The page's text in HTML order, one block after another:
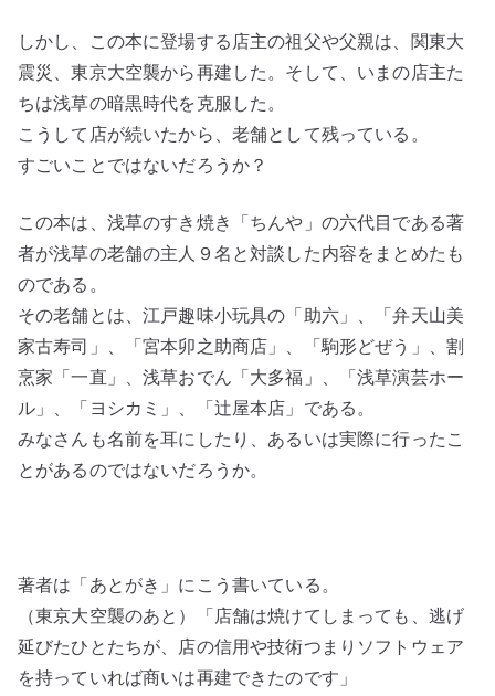
しかし、この本に登場する店主の祖父や父親は、関東大
震災、東京大空襲から再建した。そして、いまの店主た
ちは浅草の暗黒時代を克服した。
こうして店が続いたから、老舗として残っている。
すごいことではないだろうか？
この本は、浅草のすき焼き「ちんや」の六代目である著
者が浅草の老舗の主人９名と対談した内容をまとめたも
のである。
その老舗とは、江戸趣味小玩具の「助六」、「弁天山美
家古寿司」、「宮本卯之助商店」、「駒形どぜう」、割
烹家「一直」、浅草おでん「大多福」、「浅草演芸ホー
ル」、「ヨシカミ」、「辻屋本店」である。
みなさんも名前を耳にしたり、あるいは実際に行ったこ
とがあるのではないだろうか。
著者は「あとがき」にこう書いている。
（東京大空襲のあと）「店舗は焼けてしまっても、逃げ
延びたひとたちが、店の信用や技術つまりソフトウェア
を持っていれば商いは再建できたのです」